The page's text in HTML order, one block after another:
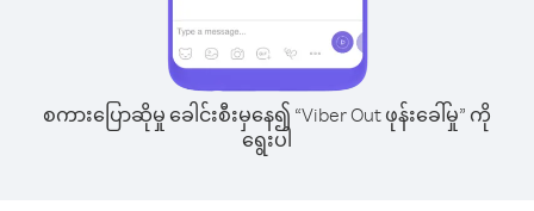
စကားပြောဆိုမှု ခေါင်းစီးမှနေ၍ “Viber Out ဖုန်းခေါ်မှု” ကို
ရွေးပါ